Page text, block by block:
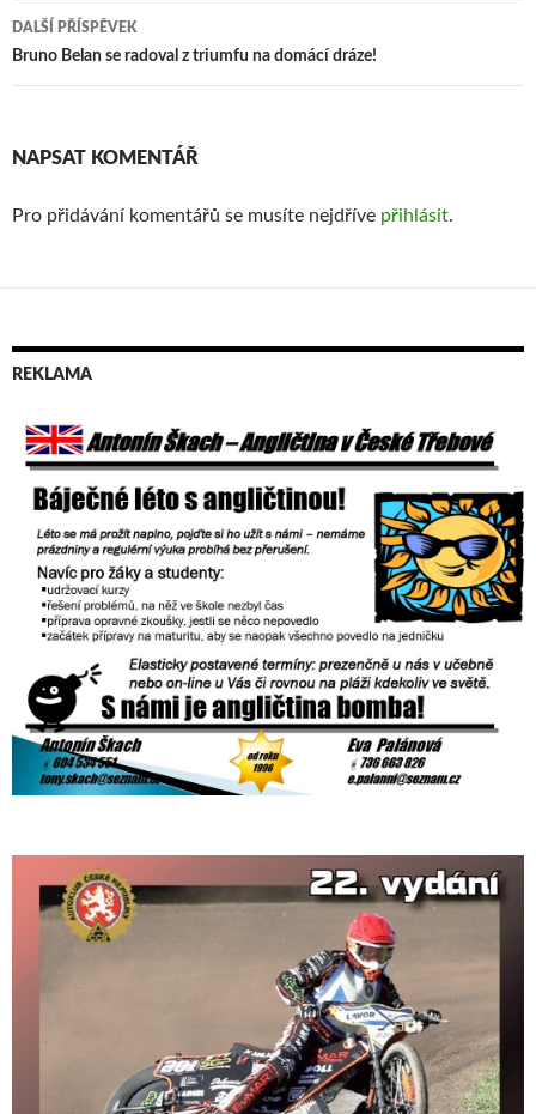
pro
příspěvek
DALŠÍ PŘÍSPĚVEK
Bruno Belan se radoval z triumfu na domácí dráze!
NAPSAT KOMENTÁŘ
Pro přidávání komentářů se musíte nejdříve přihlásit.
REKLAMA